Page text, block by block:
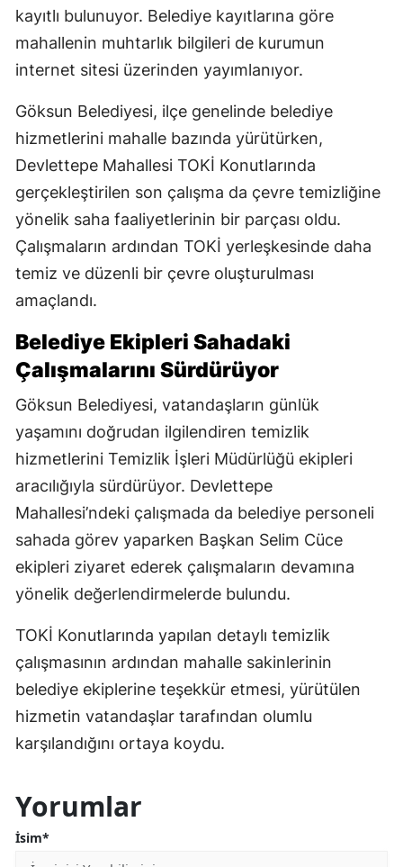
kayıtlı bulunuyor. Belediye kayıtlarına göre
mahallenin muhtarlık bilgileri de kurumun
internet sitesi üzerinden yayımlanıyor.
Göksun Belediyesi, ilçe genelinde belediye
hizmetlerini mahalle bazında yürütürken,
Devlettepe Mahallesi TOKİ Konutlarında
gerçekleştirilen son çalışma da çevre temizliğine
yönelik saha faaliyetlerinin bir parçası oldu.
Çalışmaların ardından TOKİ yerleşkesinde daha
temiz ve düzenli bir çevre oluşturulması
amaçlandı.
Belediye Ekipleri Sahadaki
Çalışmalarını Sürdürüyor
Göksun Belediyesi, vatandaşların günlük
yaşamını doğrudan ilgilendiren temizlik
hizmetlerini Temizlik İşleri Müdürlüğü ekipleri
aracılığıyla sürdürüyor. Devlettepe
Mahallesi’ndeki çalışmada da belediye personeli
sahada görev yaparken Başkan Selim Cüce
ekipleri ziyaret ederek çalışmaların devamına
yönelik değerlendirmelerde bulundu.
TOKİ Konutlarında yapılan detaylı temizlik
çalışmasının ardından mahalle sakinlerinin
belediye ekiplerine teşekkür etmesi, yürütülen
hizmetin vatandaşlar tarafından olumlu
karşılandığını ortaya koydu.
Yorumlar
İsim*